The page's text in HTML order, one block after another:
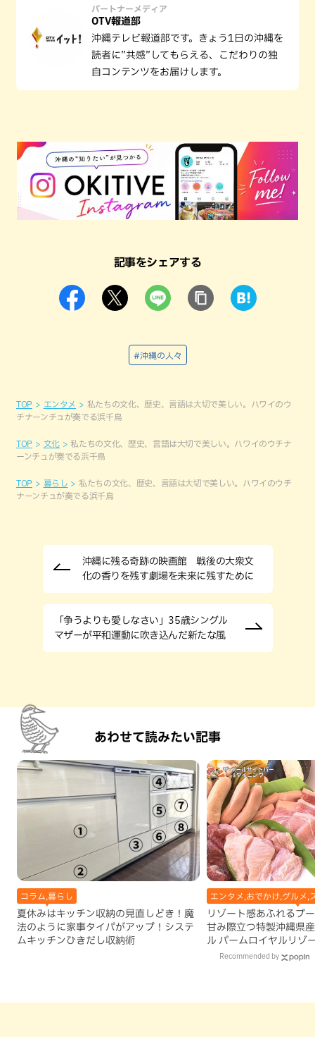
パートナーメディア
OTV報道部
沖縄テレビ報道部です。きょう1日の沖縄を
読者に”共感”してもらえる、こだわりの独
自コンテンツをお届けします。
記事をシェアする
#沖縄の人々
TOP エンタメ
私たちの文化、歴史、言語は大切で美しい。ハワイのウ
チナーンチュが奏でる浜千鳥
TOP 文化
私たちの文化、歴史、言語は大切で美しい。ハワイのウチナ
ーンチュが奏でる浜千鳥
TOP 暮らし
私たちの文化、歴史、言語は大切で美しい。ハワイのウチ
ナーンチュが奏でる浜千鳥
沖縄に残る奇跡の映画館 戦後の大衆文
化の香りを残す劇場を未来に残すために
「争うよりも愛しなさい」35歳シングル
マザーが平和運動に吹き込んだ新たな風
あわせて読みたい記事
コラム,暮らし
夏休みはキッチン収納の見直しどき！魔
法のように家事タイパがアップ！システ
ムキッチンひきだし収納術
エンタメ,おでかけ,グルメ,
リゾート感あふれるプ
甘み際立つ特製沖縄県
ル パームロイヤルリゾ
（那覇市）
Recommended by